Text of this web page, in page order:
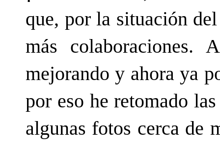
que, por la situación
más colaboraciones.
mejorando y ahora ya
por eso he retomado
algunas fotos cerca de